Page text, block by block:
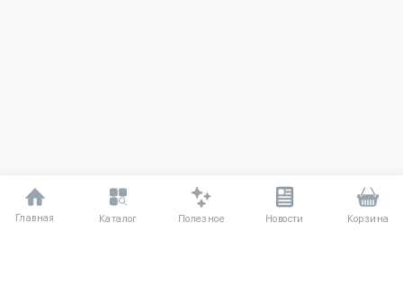
Главная Каталог Полезное Новости Корзина